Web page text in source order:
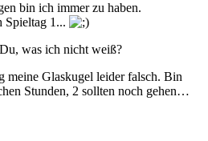
bin ich immer zu haben.
Spieltag 1...
was ich nicht weiß?
meine Glaskugel leider falsch. Bin
Stunden, 2 sollten noch gehen…